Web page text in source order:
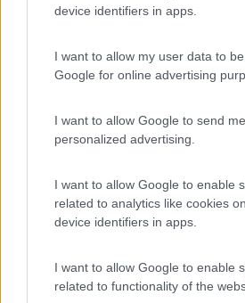
device identifiers in apps.
I want to allow my user data to
Google for online advertising
I want to allow Google to send me
personalized advertising.
I want to allow Google to enable
related to analytics like cookies
device identifiers in apps.
I want to allow Google to enable
related to functionality of the
Viaggincamper
3758
lui ti avrebbe scritto un libro.